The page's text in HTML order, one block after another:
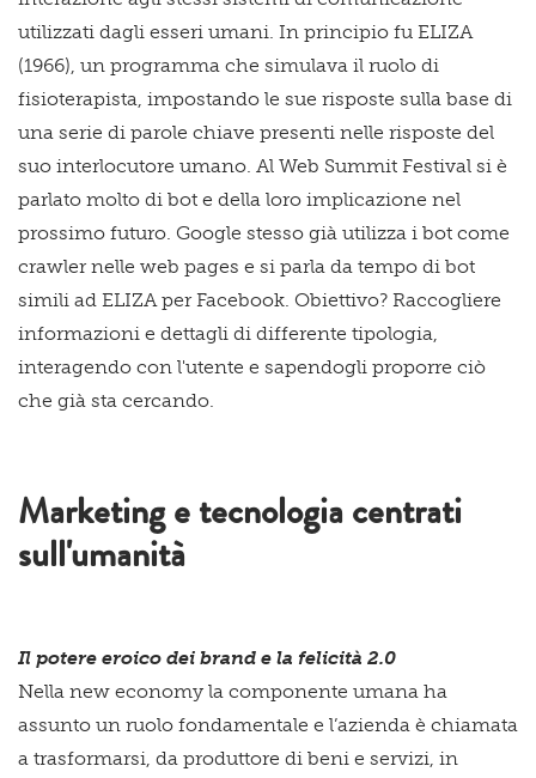
utilizzati dagli esseri umani. In principio fu ELIZA
(1966), un programma che simulava il ruolo di
fisioterapista, impostando le sue risposte sulla base di
una serie di parole chiave presenti nelle risposte del
suo interlocutore umano. Al Web Summit Festival si è
parlato molto di bot e della loro implicazione nel
prossimo futuro. Google stesso già utilizza i bot come
crawler nelle web pages e si parla da tempo di bot
simili ad ELIZA per Facebook. Obiettivo? Raccogliere
informazioni e dettagli di differente tipologia,
interagendo con l'utente e sapendogli proporre ciò
che già sta cercando.
Marketing e tecnologia centrati
sull'umanità
Il potere eroico dei brand e la felicità 2.0
Nella new economy la componente umana ha
assunto un ruolo fondamentale e l’azienda è chiamata
a trasformarsi, da produttore di beni e servizi, in